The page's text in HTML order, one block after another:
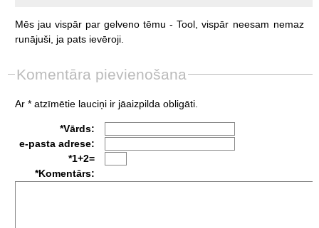
Mēs jau vispār par gelveno tēmu - Tool, vispār neesam nemaz
runājuši, ja pats ievēroji.
Komentāra pievienošana
Ar * atzīmētie lauciņi ir jāaizpilda obligāti.
*Vārds:
e-pasta adrese:
*1+2=
*Komentārs: